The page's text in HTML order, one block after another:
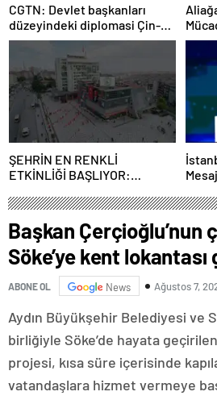
CGTN: Devlet başkanları
düzeyindeki diplomasi Çin-
Rusya arasındaki büyüyen
ortaklığı güçlendiriyor
ŞEHRİN EN RENKLİ
ETKİNLİĞİ BAŞLIYOR:
FESTİVALİ” HEYECANI
GAZİOSMANPAŞA’DA
YAŞANACAK
Başkan Çerçioğlu’nun
Söke’ye kent lokantası
ABONE OL News Ağustos 7,
Aydın Büyükşehir Belediyesi ve
birliğiyle Söke’de hayata
projesi, kısa süre içerisinde
vatandaşlara hizmet vermeye